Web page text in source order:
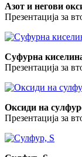
Азот и негови
Презентација за
Суфурна
Презентација за
Оксиди на
Презентација за